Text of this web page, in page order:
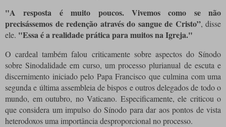
"A resposta é muito poucos. Vivemos como se não
precisássemos de redenção através do sangue de Cristo”, disse
ele. "Essa é a realidade prática para muitos na Igreja."
O cardeal também falou criticamente sobre aspectos do Sínodo
sobre Sinodalidade em curso, um processo plurianual de escuta e
discernimento iniciado pelo Papa Francisco que culmina com uma
segunda e última assembleia de bispos e outros delegados de todo o
mundo, em outubro, no Vaticano. Especificamente, ele criticou o
que considera um impulso do Sínodo para dar aos pontos de vista
heterodoxos uma importância desproporcional no processo.